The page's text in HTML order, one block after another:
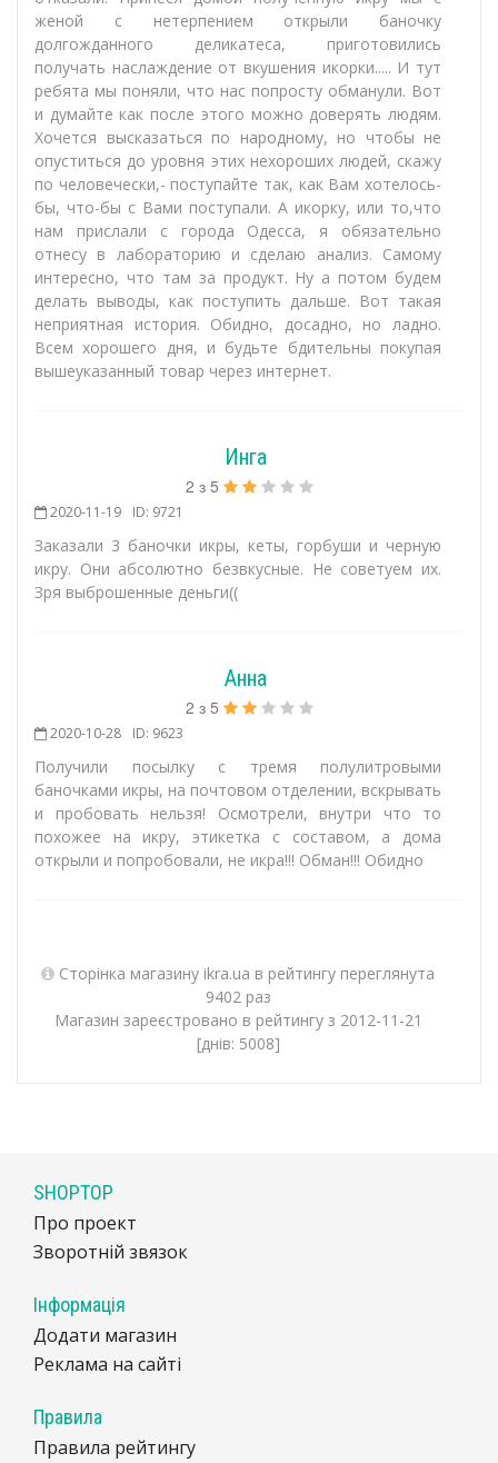
женой с нетерпением открыли баночку
долгожданного деликатеса, приготовились
получать наслаждение от вкушения икорки..... И тут
ребята мы поняли, что нас попросту обманули. Вот
и думайте как после этого можно доверять людям.
Хочется высказаться по народному, но чтобы не
опуститься до уровня этих нехороших людей, скажу
по человечески,- поступайте так, как Вам хотелось-
бы, что-бы с Вами поступали. А икорку, или то,что
нам прислали с города Одесса, я обязательно
отнесу в лабораторию и сделаю анализ. Самому
интересно, что там за продукт. Ну а потом будем
делать выводы, как поступить дальше. Вот такая
неприятная история. Обидно, досадно, но ладно.
Всем хорошего дня, и будьте бдительны покупая
вышеуказанный товар через интернет.
Инга
2 з 5
2020-11-19 ID: 9721
Заказали 3 баночки икры, кеты, горбуши и черную
икру. Они абсолютно безвкусные. Не советуем их.
Зря выброшенные деньги((
Анна
2 з 5
2020-10-28 ID: 9623
Получили посылку с тремя полулитровыми
баночками икры, на почтовом отделении, вскрывать
и пробовать нельзя! Осмотрели, внутри что то
похожее на икру, этикетка с составом, а дома
открыли и попробовали, не икра!!! Обман!!! Обидно
Сторінка магазину ikra.ua в рейтингу переглянута
9402 раз
Магазин зареєстровано в рейтингу з 2012-11-21
[днів: 5008]
SHOPTOP
Про проект
Зворотній звязок
Інформація
Додати магазин
Реклама на сайті
Правила
Правила рейтингу